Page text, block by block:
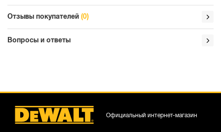
Отзывы покупателей (0)
Вопросы и ответы
Официальный интернет-магазин